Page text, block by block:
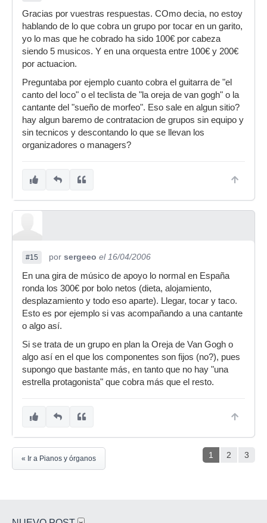
Gracias por vuestras respuestas. COmo decia, no estoy
hablando de lo que cobra un grupo por tocar en un garito,
yo lo mas que he cobrado ha sido 100€ por cabeza
siendo 5 musicos. Y en una orquesta entre 100€ y 200€
por actuacion.
Preguntaba por ejemplo cuanto cobra el guitarra de "el
canto del loco" o el teclista de "la oreja de van gogh" o la
cantante del "sueño de morfeo". Eso sale en algun sitio?
hay algun baremo de contratacion de grupos sin equipo y
sin tecnicos y descontando lo que se llevan los
organizadores o managers?
#15 por sergeeo el 16/04/2006
En una gira de músico de apoyo lo normal en España
ronda los 300€ por bolo netos (dieta, alojamiento,
desplazamiento y todo eso aparte). Llegar, tocar y taco.
Esto es por ejemplo si vas acompañando a una cantante
o algo así.
Si se trata de un grupo en plan la Oreja de Van Gogh o
algo así en el que los componentes son fijos (no?), pues
supongo que bastante más, en tanto que no hay "una
estrella protagonista" que cobra más que el resto.
1 2 3
« Ir a Pianos y órganos